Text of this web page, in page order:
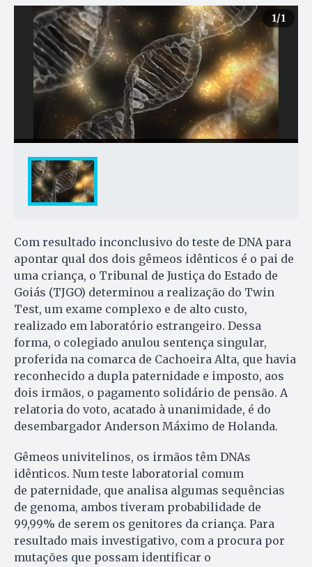
1/1
Com resultado inconclusivo do teste de DNA para
apontar qual dos dois gêmeos idênticos é o pai de
uma criança, o Tribunal de Justiça do Estado de
Goiás (TJGO) determinou a realização do Twin
Test, um exame complexo e de alto custo,
realizado em laboratório estrangeiro. Dessa
forma, o colegiado anulou sentença singular,
proferida na comarca de Cachoeira Alta, que havia
reconhecido a dupla paternidade e imposto, aos
dois irmãos, o pagamento solidário de pensão. A
relatoria do voto, acatado à unanimidade, é do
desembargador Anderson Máximo de Holanda.
Gêmeos univitelinos, os irmãos têm DNAs
idênticos. Num teste laboratorial comum
de paternidade, que analisa algumas sequências
de genoma, ambos tiveram probabilidade de
99,99% de serem os genitores da criança. Para
resultado mais investigativo, com a procura por
mutações que possam identificar o